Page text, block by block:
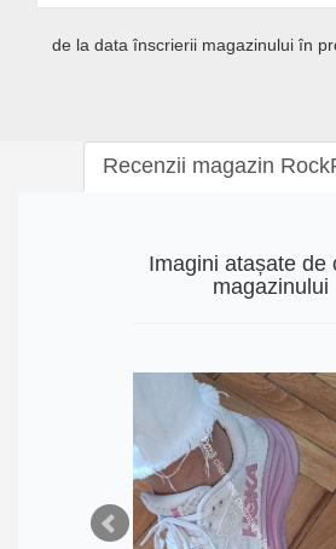
de la data înscrierii magazinului în
Recenzii magazin
Imagini atașate de
magazinului